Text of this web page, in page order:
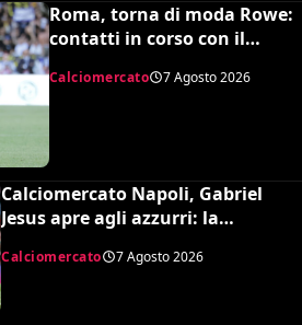
Roma, torna di moda Rowe:
contatti in corso con il
Bologna
Calciomercato 7 Agosto 2026
Calciomercato Napoli, Gabriel
Jesus apre agli azzurri: la
Calciomercato 7 Agosto 2026